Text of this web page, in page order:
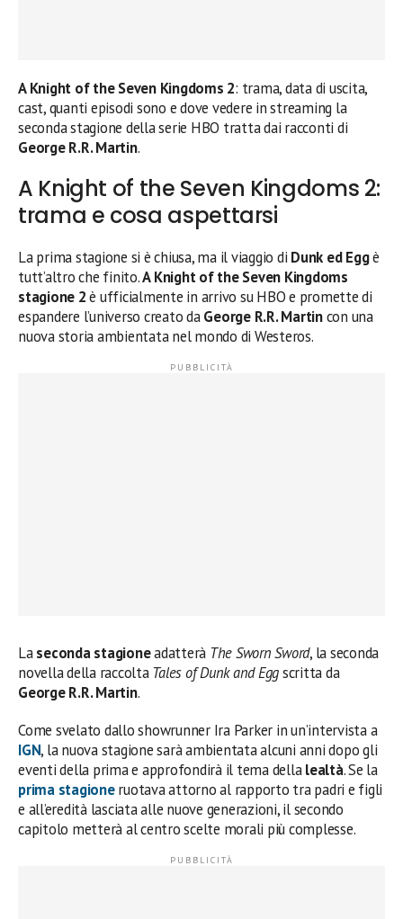
A Knight of the Seven Kingdoms 2: trama, data di uscita,
cast, quanti episodi sono e dove vedere in streaming la
seconda stagione della serie HBO tratta dai racconti di
George R.R. Martin.
A Knight of the Seven Kingdoms 2:
trama e cosa aspettarsi
La prima stagione si è chiusa, ma il viaggio di Dunk ed Eggè
tutt’altro che finito.A Knight of the Seven Kingdoms
stagione 2è ufficialmente in arrivo su HBO e promette di
espandere l’universo creato daGeorge R.R. Martincon una
nuova storia ambientata nel mondo di Westeros.
Laseconda stagioneadatterà The Sworn Sword, la seconda
novella della raccolta Tales of Dunk and Eggscritta da
George R.R. Martin.
Come svelato dallo showrunner Ira Parker in un’intervista a
IGN, la nuova stagione sarà ambientata alcuni anni dopo gli
eventi della prima e approfondirà il tema dellalealtà. Se la
prima stagioneruotava attorno al rapporto tra padri e figli
e all’eredità lasciata alle nuove generazioni, il secondo
capitolo metterà al centro scelte morali più complesse.